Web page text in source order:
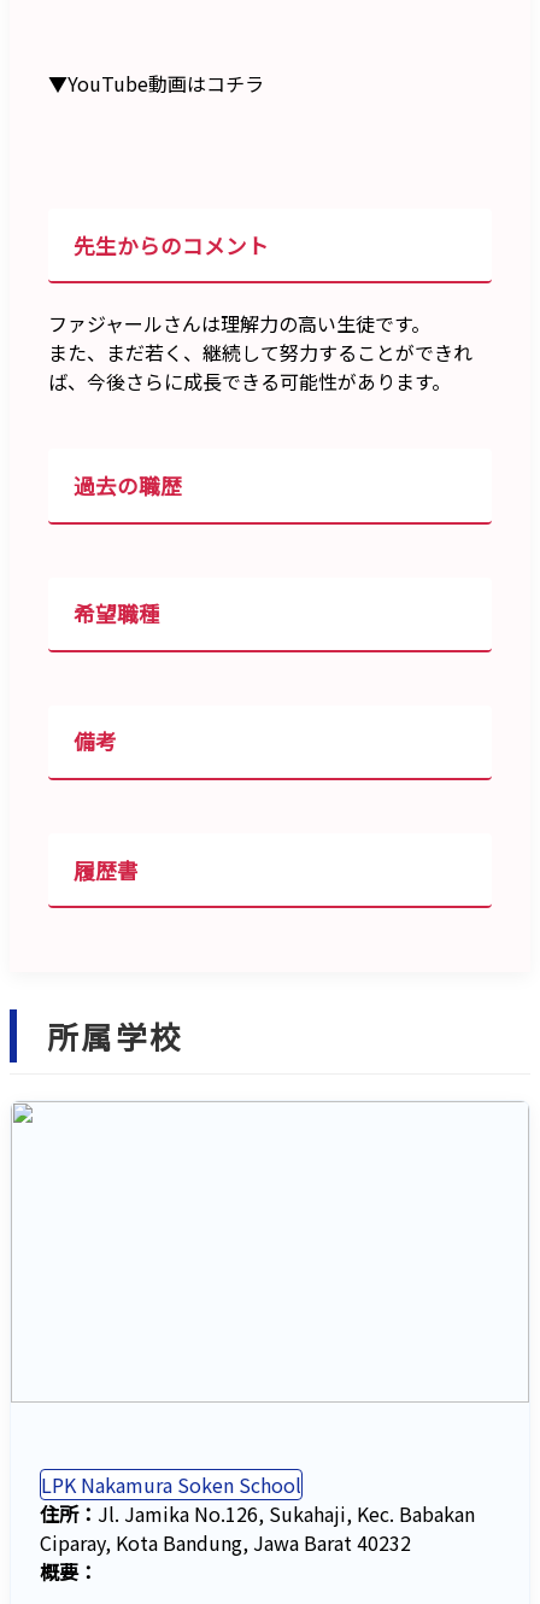
▼YouTube動画はコチラ
先生からのコメント
ファジャールさんは理解力の高い生徒です。
また、まだ若く、継続して努力することができれ
ば、今後さらに成長できる可能性があります。
過去の職歴
希望職種
備考
履歴書
所属学校
LPK Nakamura Soken School
住所： Jl. Jamika No.126, Sukahaji, Kec. Babakan
Ciparay, Kota Bandung, Jawa Barat 40232
概要：